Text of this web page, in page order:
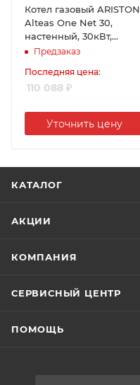
Котел газовый ARISTON
Alteas One Net 30,
настенный, 30кВт,
двухконтурный,
коаксиальный
Предзаказ
Последняя цена:
110 088 ₽
Уточнить цену
КАТАЛОГ
АКЦИИ
КОМПАНИЯ
СЕРВИСНЫЙ ЦЕНТР
ПОМОЩЬ